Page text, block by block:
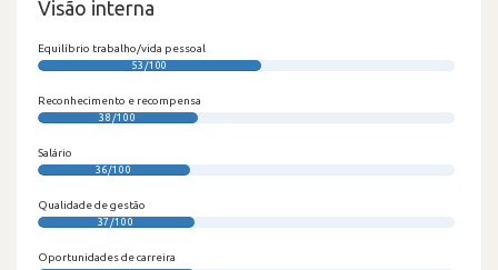
Visão interna
Equilíbrio trabalho/vida pessoal
53/100
Reconhecimento e recompensa
38/100
Salário
36/100
Qualidade de gestão
37/100
Oportunidades de carreira